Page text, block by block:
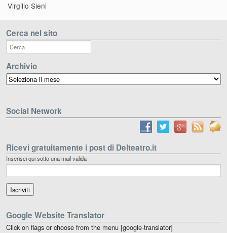
Virgilio Sieni
Cerca nel sito
Archivio
Archivio
Social Network
Ricevi gratuitamente i post di Delteatro.it
Inserisci qui sotto una mail valida
Google Website Translator
Click on flags or choose from the menu [google-translator]